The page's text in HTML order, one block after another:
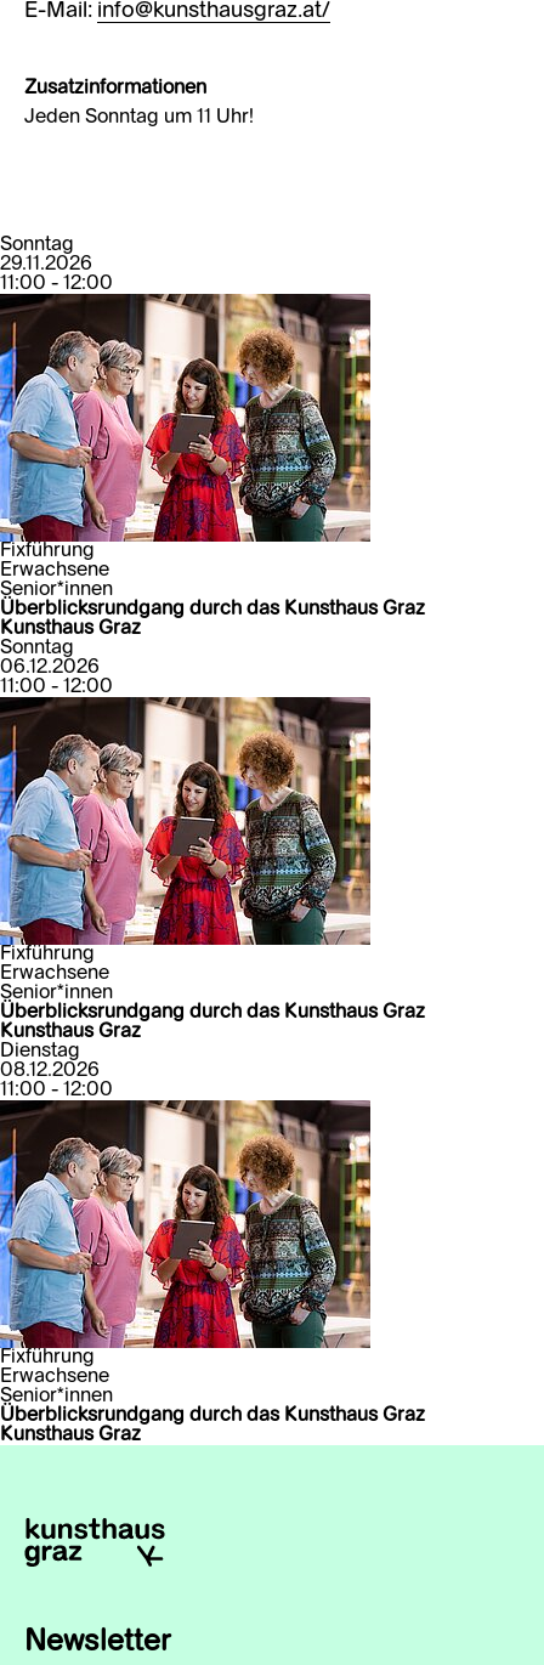
E-Mail: info@kunsthausgraz.at/
Zusatzinformationen
Jeden Sonntag um 11 Uhr!
Sonntag
29.11.2026
11:00 - 12:00
Fixführung
Erwachsene
Senior*innen
Überblicksrundgang durch das Kunsthaus Graz
Kunsthaus Graz
Sonntag
06.12.2026
11:00 - 12:00
Fixführung
Erwachsene
Senior*innen
Überblicksrundgang durch das Kunsthaus Graz
Kunsthaus Graz
Dienstag
08.12.2026
11:00 - 12:00
Fixführung
Erwachsene
Senior*innen
Überblicksrundgang durch das Kunsthaus Graz
Kunsthaus Graz
Newsletter